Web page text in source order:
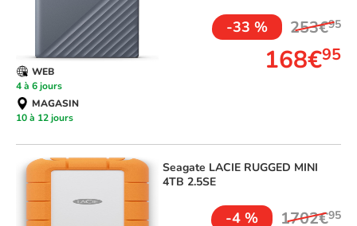
-33 % 253€95
168€95
WEB
4 à 6 jours
MAGASIN
10 à 12 jours
Seagate LACIE RUGGED MINI
4TB 2.5SE
-4 % 1702€95